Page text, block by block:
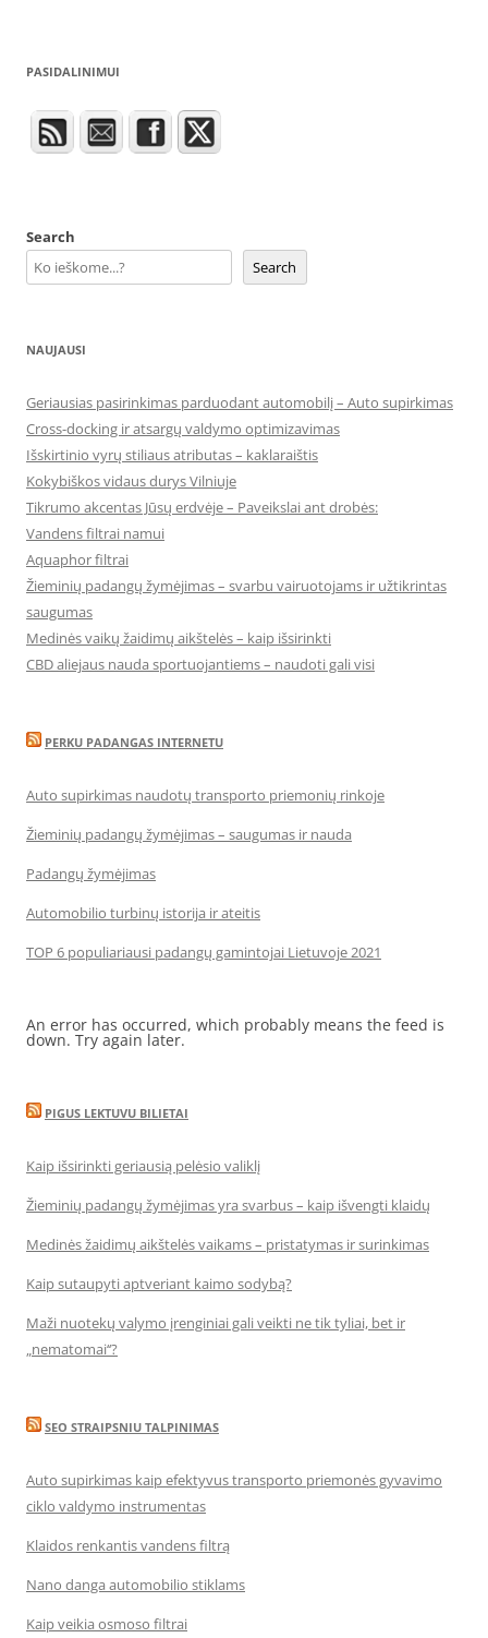
PASIDALINIMUI
Search
Search
NAUJAUSI
Geriausias pasirinkimas parduodant automobilį – Auto supirkimas
Cross-docking ir atsargų valdymo optimizavimas
Išskirtinio vyrų stiliaus atributas – kaklaraištis
Kokybiškos vidaus durys Vilniuje
Tikrumo akcentas Jūsų erdvėje – Paveikslai ant drobės:
Vandens filtrai namui
Aquaphor filtrai
Žieminių padangų žymėjimas – svarbu vairuotojams ir užtikrintas
saugumas
Medinės vaikų žaidimų aikštelės – kaip išsirinkti
CBD aliejaus nauda sportuojantiems – naudoti gali visi
PERKU PADANGAS INTERNETU
Auto supirkimas naudotų transporto priemonių rinkoje
Žieminių padangų žymėjimas – saugumas ir nauda
Padangų žymėjimas
Automobilio turbinų istorija ir ateitis
TOP 6 populiariausi padangų gamintojai Lietuvoje 2021
An error has occurred, which probably means the feed is
down. Try again later.
PIGUS LEKTUVU BILIETAI
Kaip išsirinkti geriausią pelėsio valiklį
Žieminių padangų žymėjimas yra svarbus – kaip išvengti klaidų
Medinės žaidimų aikštelės vaikams – pristatymas ir surinkimas
Kaip sutaupyti aptveriant kaimo sodybą?
Maži nuotekų valymo įrenginiai gali veikti ne tik tyliai, bet ir
„nematomai‘‘?
SEO STRAIPSNIU TALPINIMAS
Auto supirkimas kaip efektyvus transporto priemonės gyvavimo
ciklo valdymo instrumentas
Klaidos renkantis vandens filtrą
Nano danga automobilio stiklams
Kaip veikia osmoso filtrai